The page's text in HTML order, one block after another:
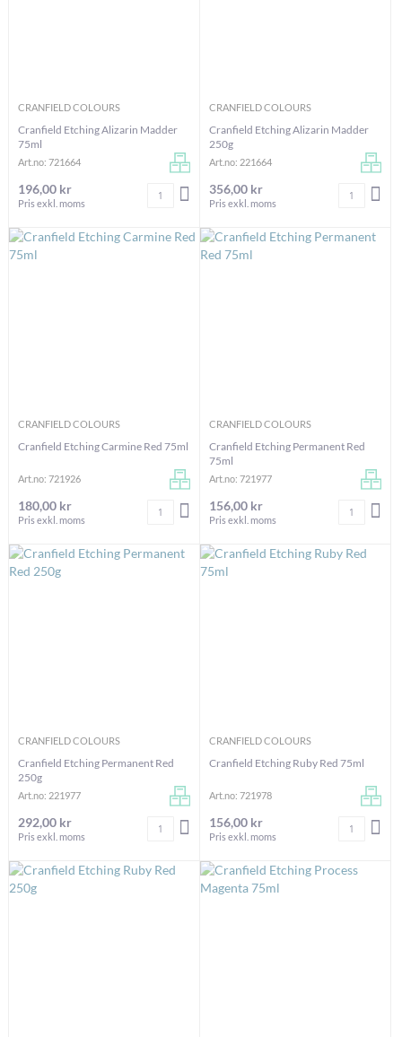
CRANFIELD COLOURS
Cranfield Etching Alizarin Madder
75ml
Art.no: 721664
196,00 kr
Pris exkl. moms
Antal LÄGG I VARUKORGEN
CRANFIELD COLOURS
Cranfield Etching Alizarin Madder
250g
Art.no: 221664
356,00 kr
Pris exkl. moms
Antal
CRANFIELD COLOURS
Cranfield Etching Carmine Red 75ml
Art.no: 721926
180,00 kr
Pris exkl. moms
Antal LÄGG I VARUKORGEN
CRANFIELD COLOURS
Cranfield Etching Permanent Red
75ml
Art.no: 721977
156,00 kr
Pris exkl. moms
Antal
CRANFIELD COLOURS
Cranfield Etching Permanent Red
250g
Art.no: 221977
292,00 kr
Pris exkl. moms
Antal LÄGG I VARUKORGEN
CRANFIELD COLOURS
Cranfield Etching Ruby Red 75ml
Art.no: 721978
156,00 kr
Pris exkl. moms
Antal